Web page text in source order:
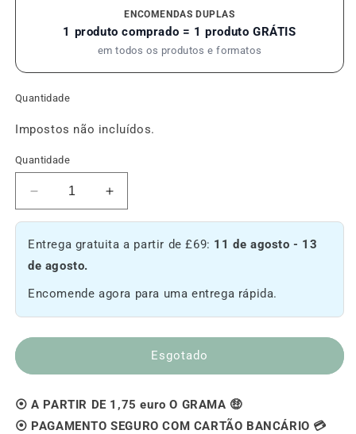
ENCOMENDAS DUPLAS
1 produto comprado = 1 produto GRÁTIS
em todos os produtos e formatos
Quantidade
Impostos não incluídos.
Quantidade
Diminuir
a
de
Ganesh
[Outdoor]
Aumentar
a
de
[Outdoor]
Entrega gratuita a partir de £69: 11 de agosto - 13
de agosto.
Encomende agora para uma entrega rápida.
Esgotado
⦿ A PARTIR DE 1,75 euro O GRAMA 🤑
⦿ PAGAMENTO SEGURO COM CARTÃO BANCÁRIO 💳